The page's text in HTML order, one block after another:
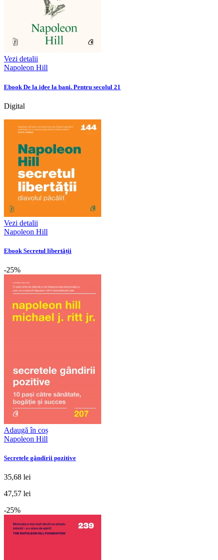
Vezi detalii
Napoleon Hill
Ebook De la idee la bani. Pentru secolul 21
Digital
Vezi detalii
Napoleon Hill
Ebook Secretul libertății
-25%
Adaugă în coș
Napoleon Hill
Secretele gândirii pozitive
35,68 lei
47,57 lei
-25%